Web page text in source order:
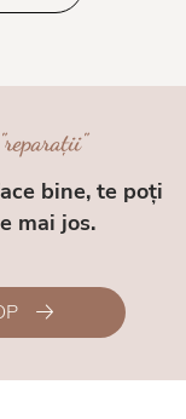
bine, te poți
mai jos.